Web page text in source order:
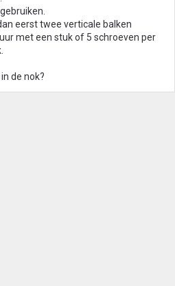
eerst twee verticale balken
met een stuk of 5 schroeven per
de nok?